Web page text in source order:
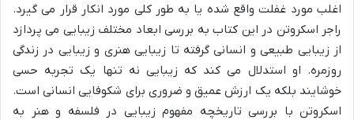
اغلب مورد غفلت واقع شده یا به طور کلی مورد انکار قرار می گیرد.
راجر اسکروتن در این کتاب به بررسی ابعاد مختلف زیبایی می پردازد
از زیبایی طبیعی و انسانی گرفته تا زیبایی هنری و زیبایی در زندگی
روزمره. او استدلال می کند که زیبایی نه تنها یک تجربه حسی
خوشایند بلکه یک ارزش عمیق و ضروری برای شکوفایی انسانی است.
اسکروتن با بررسی تاریخچه مفهوم زیبایی در فلسفه و هنر به